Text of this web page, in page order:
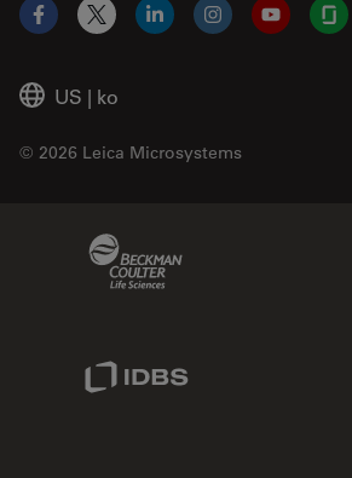
US | ko
© 2026 Leica Microsystems
Facebook
X LinkedInInstagramYouTube